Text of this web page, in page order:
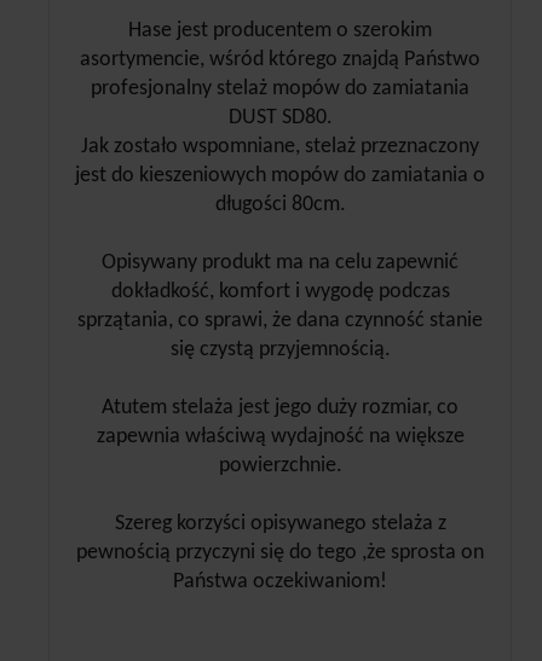
Hase jest producentem o szerokim
asortymencie, wśród którego znajdą Państwo
profesjonalny stelaż mopów do zamiatania
DUST SD80.
Jak zostało wspomniane, stelaż przeznaczony
jest do kieszeniowych mopów do zamiatania o
długości 80cm.
Opisywany produkt ma na celu zapewnić
dokładkość, komfort i wygodę podczas
sprzątania, co sprawi, że dana czynność stanie
się czystą przyjemnością.
Atutem stelaża jest jego duży rozmiar, co
zapewnia właściwą wydajność na większe
powierzchnie.
Szereg korzyści opisywanego stelaża z
pewnością przyczyni się do tego ,że sprosta on
Państwa oczekiwaniom!